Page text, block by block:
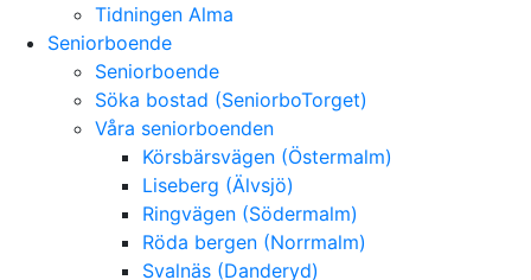
Tidningen Alma
Seniorboende
Seniorboende
Söka bostad (SeniorboTorget)
Våra seniorboenden
Körsbärsvägen (Östermalm)
Liseberg (Älvsjö)
Ringvägen (Södermalm)
Röda bergen (Norrmalm)
Svalnäs (Danderyd)